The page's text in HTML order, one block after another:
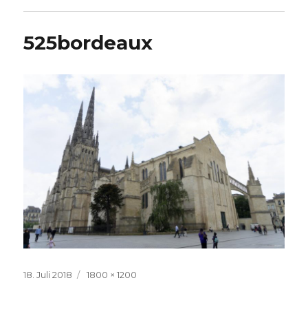
525bordeaux
Veröffentlicht
18. Juli 2018
Volle
1800 × 1200